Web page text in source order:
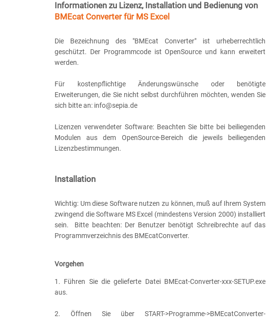
Informationen zu Lizenz, Installation und Bedienung von
BMEcat Converter für MS Excel
Die Bezeichnung des "BMEcat Converter" ist urheberrechtlich
geschützt. Der Programmcode ist OpenSource und kann erweitert
werden.
Für kostenpflichtige Änderungswünsche oder benötigte
Erweiterungen, die Sie nicht selbst durchführen möchten, wenden Sie
sich bitte an: info@sepia.de
Lizenzen verwendeter Software: Beachten Sie bitte bei beiliegenden
Modulen aus dem OpenSource-Bereich die jeweils beiliegenden
Lizenzbestimmungen.
Installation
Wichtig: Um diese Software nutzen zu können, muß auf Ihrem System
zwingend die Software MS Excel (mindestens Version 2000) installiert
sein. Bitte beachten: Der Benutzer benötigt Schreibrechte auf das
Programmverzeichnis des BMEcatConverter.
Vorgehen
1. Führen Sie die gelieferte Datei BMEcat-Converter-xxx-SETUP.exe
aus.
2. Öffnen Sie über START->Programme->BMEcatConverter-